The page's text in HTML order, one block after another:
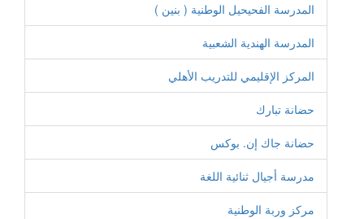
المدرسة الفحيحيل الوطنية ( بنين )
المدرسة الهندية الشعبية
المركز الإقليمي للتدريب الأهلي
حضانة تبارك
حضانة جاك إن. بوكس
مدرسة أجيال ثنائية اللغة
مركز وربة الوطنية